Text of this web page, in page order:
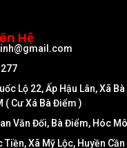
Hệ
Lộ 22, Ấp Hậu Lân, Xã
( Cư Xá Bà Điểm )
Văn Đối, Bà Điểm, Hóc
Tiền, Xã Mỹ Lộc, Huyền